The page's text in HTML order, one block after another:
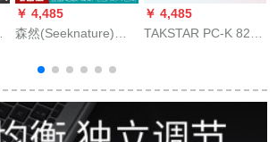
￥ 4,485
森然(Seeknature)森
动轮コロンサ携帯帯
电话PCサントドK歌
生放送フル麦通用二
代目电音版+SR-7 X吸
￥ 4,485
TAKSTAR PC-K 820
ラック専门设备PC-K
A 5 7.1サウドカード